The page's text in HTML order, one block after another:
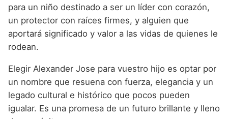
para un niño destinado a ser un líder con corazón,
un protector con raíces firmes, y alguien que
aportará significado y valor a las vidas de quienes le
rodean.
Elegir Alexander Jose para vuestro hijo es optar por
un nombre que resuena con fuerza, elegancia y un
legado cultural e histórico que pocos pueden
igualar. Es una promesa de un futuro brillante y lleno